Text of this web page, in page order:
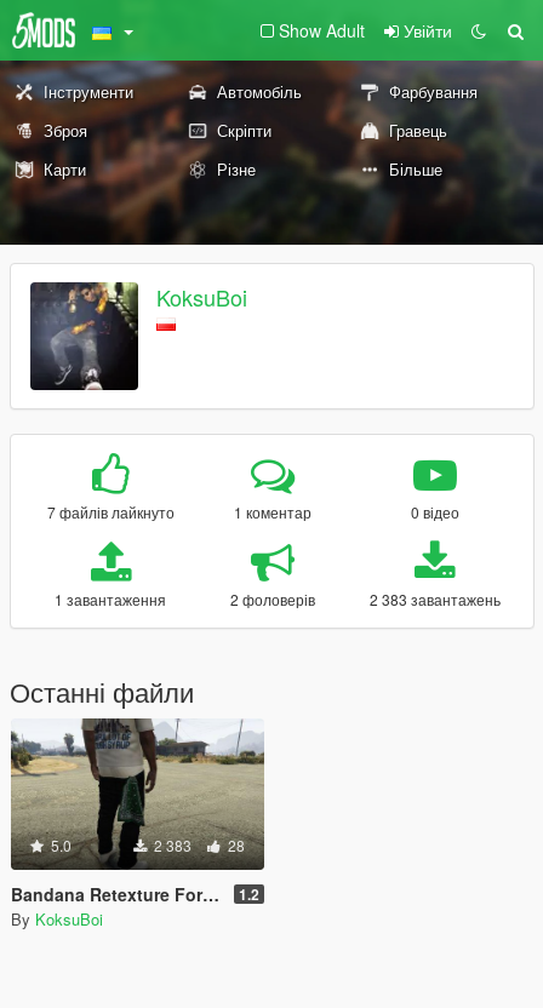
Show Adult Увійти
Інструменти Автомобіль
Фарбування
Зброя
Скріпти
Гравець
Карти
Різне Більше
KoksuBoi
7 файлів лайкнуто 1 коментар 0 відео
1 завантаження 2 фоловерів 2 383 завантажень
Останні файли
5.0 2 383 28
Bandana Retexture For MP Male 1.2
By KoksuBoi